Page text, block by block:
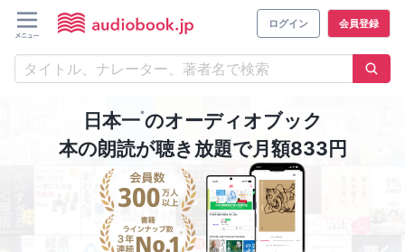
ログイン 会員登録
日本一※のオーディオブック
本の朗読が聴き放題で月額833円